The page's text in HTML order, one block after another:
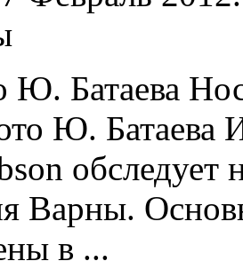
Батаева
Ю. Батаева
обследует
Варны.
в ...